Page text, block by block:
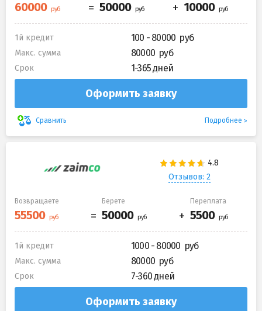
1й кредит 100 - 80000
Макс. сумма 80000
Срок 1-365 дней
Оформить заявку
Сравнить Подробнее
Отзывов: 2
Возвращаете Берете Переплата
1й кредит 1000 - 80000
Макс. сумма 80000
Срок 7-360 дней
Оформить заявку